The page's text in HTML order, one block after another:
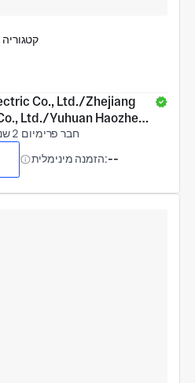
קטגוריה
Co., Ltd./Zhejiang
Ltd./Yuhuan Haozheng
Co., Ltd.
חבר פרימיום 2 שנים
הזמנה מינימלית:--